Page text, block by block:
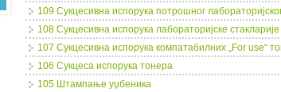
109 Сукцесивна испорука потрошног
108 Сукцесивна испорука лабораторијске стакларије
107 Сукцесивна испорука компатабилних „For use“
106 Сукцеса испорука тонера
105 Штампање уџбеника